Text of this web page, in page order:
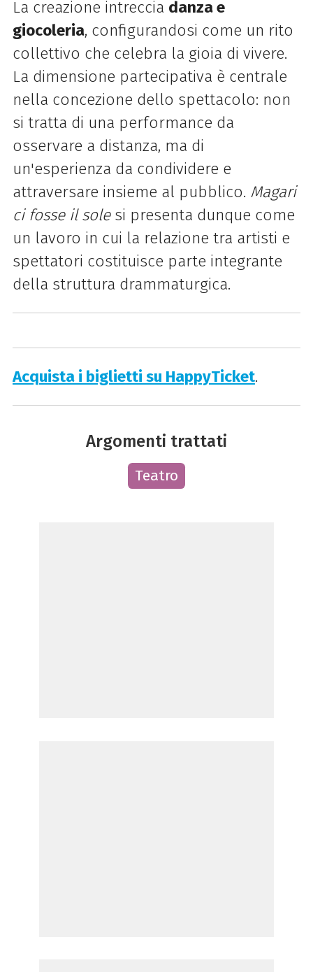
La creazione intreccia danza e
giocoleria, configurandosi come un rito
collettivo che celebra la gioia di vivere.
La dimensione partecipativa è centrale
nella concezione dello spettacolo: non
si tratta di una performance da
osservare a distanza, ma di
un'esperienza da condividere e
attraversare insieme al pubblico. Magari
ci fosse il solesi presenta dunque come
un lavoro in cui la relazione tra artisti e
spettatori costituisce parte integrante
della struttura drammaturgica.
Acquista i biglietti su HappyTicket.
Argomenti trattati
Teatro